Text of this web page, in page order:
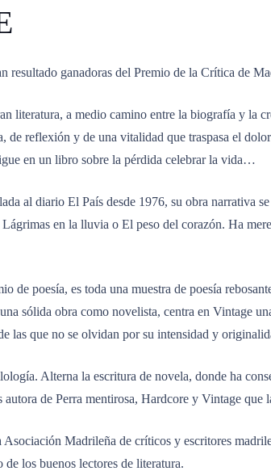
resultado ganadoras del Premio de la Crítica de
literatura, a medio camino entre la biografía y la
reflexión y de una vitalidad que traspasa el
en un libro sobre la pérdida celebrar la vida…
al diario El País desde 1976, su obra narrativa
en la lluvia o El peso del corazón. Ha
de poesía, es toda una muestra de poesía
sólida obra como novelista, centra en Vintage
las que no se olvidan por su intensidad y
Alterna la escritura de novela, donde ha
de Perra mentirosa, Hardcore y Vintage que
Asociación Madrileña de críticos y escritores
los buenos lectores de literatura.